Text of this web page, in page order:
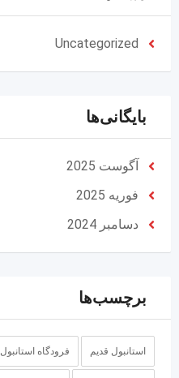
Uncategorized
بایگانی‌ها
آگوست 2025
فوریه 2025
دسامبر 2024
برچسب‌ها
استانبول قدیم فرودگاه استانبول